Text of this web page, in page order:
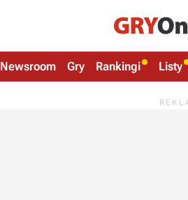
Newsroom Gry Rankingi Listy